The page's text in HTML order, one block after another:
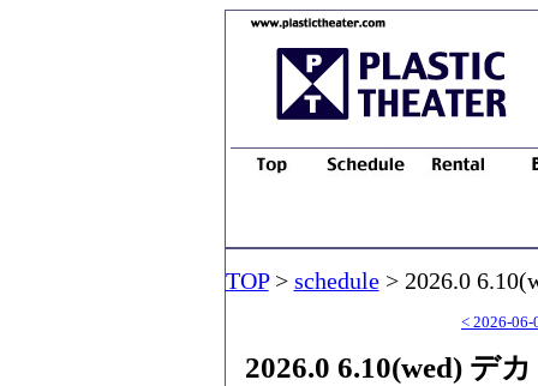
TOP> schedule> 2026.0
< 2026-06-
2026.0 6.10(wed) デ